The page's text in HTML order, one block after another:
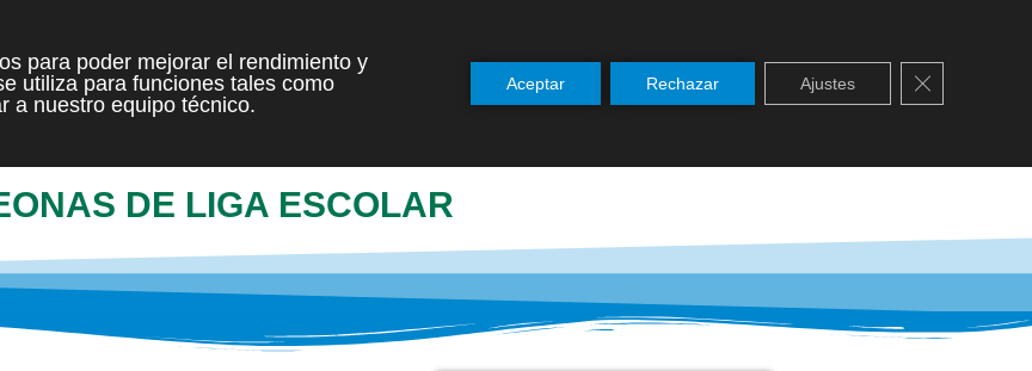
INICIO SERVICIOS NOTICIAS PASTORAL
DE LIGA ESCOLAR
para poder mejorar el rendimiento y
utiliza para funciones tales como
a nuestro equipo técnico.
Aceptar Rechazar Ajustes Cerrar el